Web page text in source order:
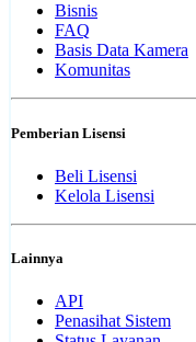
Bisnis
FAQ
Basis Data Kamera
Komunitas
Pemberian Lisensi
Beli Lisensi
Kelola Lisensi
Lainnya
API
Penasihat Sistem